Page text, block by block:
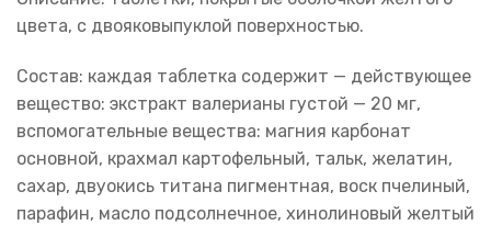
цвета, с двояковыпуклой поверхностью.
Состав: каждая таблетка содержит — действующее
вещество: экстракт валерианы густой — 20 мг,
вспомогательные вещества: магния карбонат
основной, крахмал картофельный, тальк, желатин,
сахар, двуокись титана пигментная, воск пчелиный,
парафин, масло подсолнечное, хинолиновый желтый